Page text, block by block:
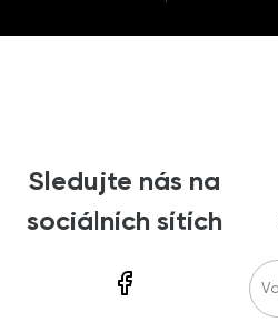
Sledujte nás na
sociálních sítích